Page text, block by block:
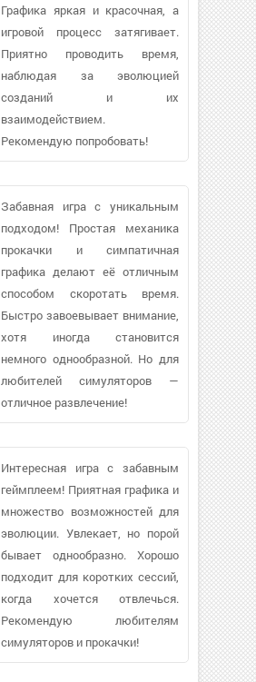
Графика яркая и красочная, а
игровой процесс затягивает.
Приятно проводить время,
наблюдая за эволюцией
созданий и их
взаимодействием.
Рекомендую попробовать!
Забавная игра с уникальным
подходом! Простая механика
прокачки и симпатичная
графика делают её отличным
способом скоротать время.
Быстро завоевывает внимание,
хотя иногда становится
немного однообразной. Но для
любителей симуляторов —
отличное развлечение!
Интересная игра с забавным
геймплеем! Приятная графика и
множество возможностей для
эволюции. Увлекает, но порой
бывает однообразно. Хорошо
подходит для коротких сессий,
когда хочется отвлечься.
Рекомендую любителям
симуляторов и прокачки!